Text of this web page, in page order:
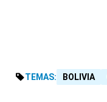
TEMAS: BOLIVIA